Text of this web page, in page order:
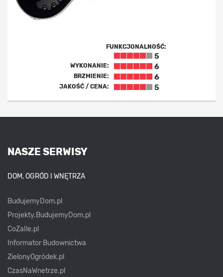
FUNKCJONALNOŚĆ:
5
WYKONANIE: 6
BRZMIENIE: 6
JAKOŚĆ / CENA: 5
NASZE SERWISY
DOM, OGRÓD I WNĘTRZA
BudujemyDom.pl
Projekty.BudujemyDom.pl
CoZaIle.pl
Informator Budownictwa
ZielonyOgródek.pl
CzasNaWnetrze.pl